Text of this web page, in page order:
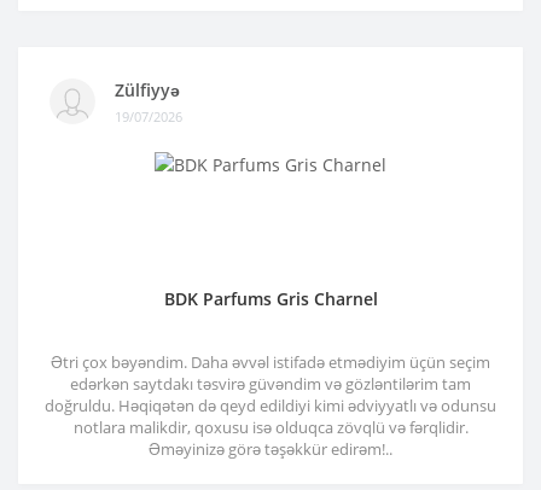
Zülfiyyə
19/07/2026
BDK Parfums Gris Charnel
Ətri çox bəyəndim. Daha əvvəl istifadə etmədiyim üçün seçim
edərkən saytdakı təsvirə güvəndim və gözləntilərim tam
doğruldu. Həqiqətən də qeyd edildiyi kimi ədviyyatlı və odunsu
notlara malikdir, qoxusu isə olduqca zövqlü və fərqlidir.
Əməyinizə görə təşəkkür edirəm!..